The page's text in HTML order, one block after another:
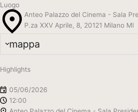
Luogo
Anteo Palazzo del Cinema - Sala
P.za XXV Aprile, 8, 20121 Milano MI
mappa
Highlights
05/06/2026
12:00